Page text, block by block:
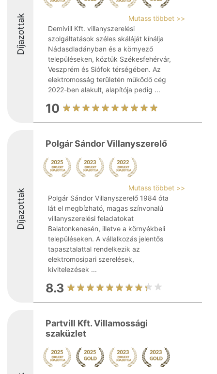
Díjazottak
Mutass többet >>
Demivill Kft. villanyszerelési
szolgáltatások széles skáláját kínálja
Nádasdladányban és a környező
településeken, köztük Székesfehérvár,
Veszprém és Siófok térségében. Az
elektromosság területén működő cég
2022-ben alakult, alapítója pedig ...
10
Díjazottak
Polgár Sándor Villanyszerelő
Mutass többet >>
Polgár Sándor Villanyszerelő 1984 óta
lát el megbízható, magas színvonalú
villanyszerelési feladatokat
Balatonkenesén, illetve a környékbeli
településeken. A vállalkozás jelentős
tapasztalattal rendelkezik az
elektromosipari szerelések,
kivitelezések ...
8.3
Partvill Kft. Villamossági
szaküzlet